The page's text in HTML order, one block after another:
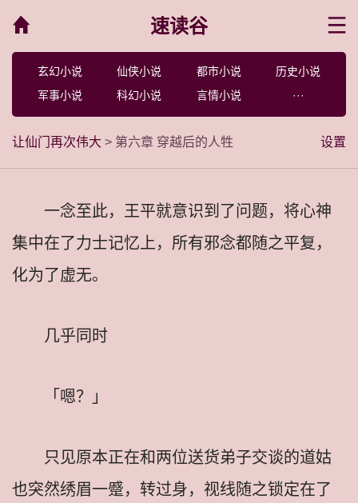
速读谷
玄幻小说 仙侠小说 都市小说
历史小说
军事小说
科幻小说 言情小说 ···
设置
让仙门再次伟大 > 第六章 穿越后的人牲
一念至此，王平就意识到了问题，将心神
集中在了力士记忆上，所有邪念都随之平复，
化为了虚无。
几乎同时
「嗯？」
只见原本正在和两位送货弟子交谈的道姑
也突然绣眉一蹙，转过身，视线随之锁定在了